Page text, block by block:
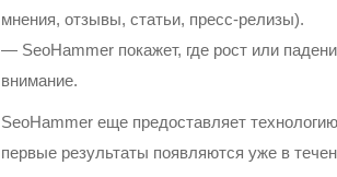
мнения, отзывы, статьи, пресс-релизы).
— SeoHammer покажет, где рост или
внимание.
SeoHammer еще предоставляет
первые результаты появляются уже в